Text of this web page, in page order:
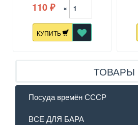
110 ₽ ×
КУПИТЬ
ТОВАРЫ
Посуда времён СССР
ВСЕ ДЛЯ БАРА